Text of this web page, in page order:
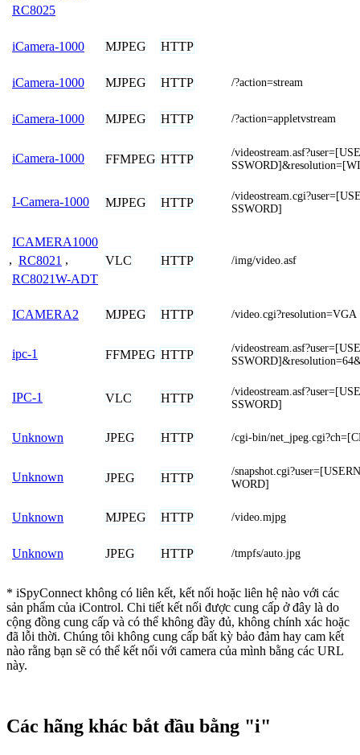
RC8025
iCamera-1000 MJPEG HTTP
iCamera-1000 MJPEG HTTP /?action=stream
iCamera-1000 MJPEG HTTP /?action=appletvstream
iCamera-1000 FFMPEG HTTP
/
I-Camera-1000 MJPEG HTTP
/
SSWORD]
ICAMERA1000
, RC8021 ,
RC8021W-ADT
VLC HTTP /img/video.asf
ICAMERA2 MJPEG HTTP /video.cgi?resolution=VGA
ipc-1 FFMPEG HTTP
/
IPC-1 VLC HTTP
/
SSWORD]
Unknown JPEG HTTP /cgi-bin/
Unknown JPEG HTTP
/
WORD]
Unknown MJPEG HTTP /video.mjpg
Unknown JPEG HTTP /tmpfs/auto.jpg
* iSpyConnect không có liên kết, kết nối hoặc liên hệ nào với các
sản phẩm của iControl. Chi tiết kết nối được cung cấp ở đây là do
cộng đồng cung cấp và có thể không đầy đủ, không chính xác hoặc
đã lỗi thời. Chúng tôi không cung cấp bất kỳ bảo đảm hay cam kết
nào rằng bạn sẽ có thể kết nối với camera của mình bằng các URL
này.
Các hãng khác bắt đầu bằng "i"